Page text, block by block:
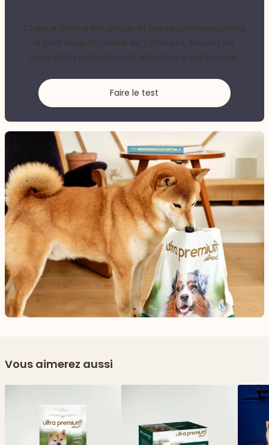
Chaque animal est unique et nos recommandations
le sont aussi. En moins de 2 minutes, trouvez les
croquettes parfaitement adaptées à ses besoins.
Faire le test
Vous aimerez aussi